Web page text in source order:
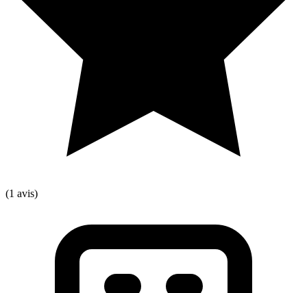
(1 avis)